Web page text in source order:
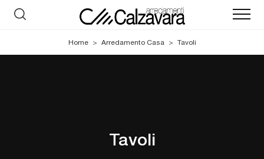
Home > Arredamento Casa > Tavoli
Tavoli